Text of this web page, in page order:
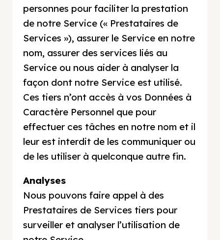
personnes pour faciliter la prestation
de notre Service (« Prestataires de
Services »), assurer le Service en notre
nom, assurer des services liés au
Service ou nous aider à analyser la
façon dont notre Service est utilisé.
Ces tiers n’ont accès à vos Données à
Caractère Personnel que pour
effectuer ces tâches en notre nom et il
leur est interdit de les communiquer ou
de les utiliser à quelconque autre fin.
Analyses
Nous pouvons faire appel à des
Prestataires de Services tiers pour
surveiller et analyser l’utilisation de